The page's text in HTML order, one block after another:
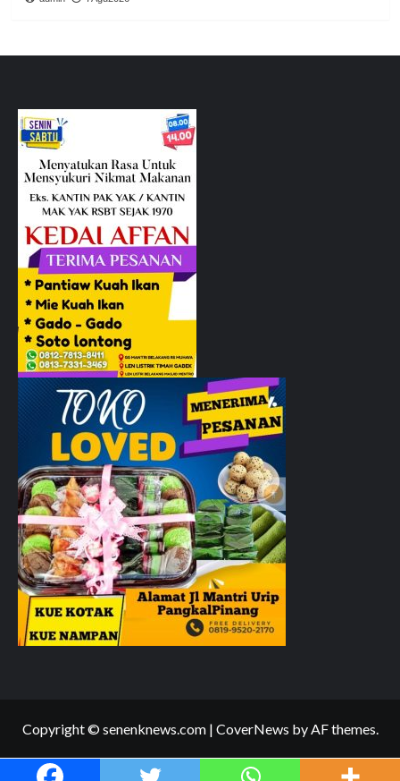
Copyright © senenknews.com | CoverNews by AF themes.